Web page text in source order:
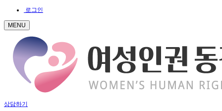
로그인
MENU
상담하기